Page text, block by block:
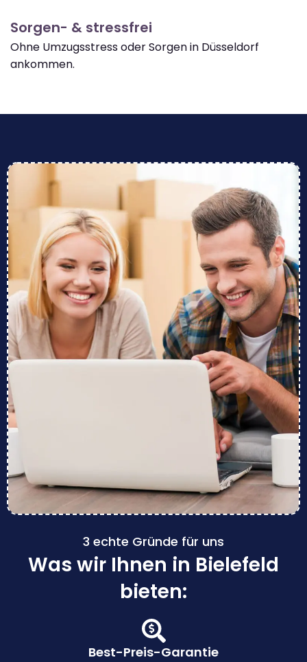
Sorgen- & stressfrei
Ohne Umzugsstress oder Sorgen in Düsseldorf
ankommen.
3 echte Gründe für uns
Was wir Ihnen in Bielefeld
bieten:
Best-Preis-Garantie